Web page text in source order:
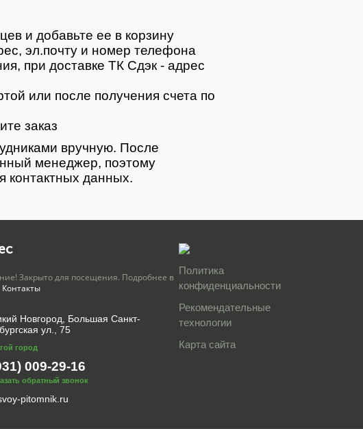
и добавьте ее в корзину
эл.почту и номер телефона
при доставке ТК Сдэк - адрес
или после получения счета по
заказ
вручную. После
менеджер, поэтому
контактных данных.
Закрыто для посещения. Подробнее в
Контакты
Новгород, Большая Санкт-
ул., 75
город
009-29-16
обратный звонок
pitomnik.ru
Политика
конфиденциальности
Рекомендательные
технологии
Карта сайта